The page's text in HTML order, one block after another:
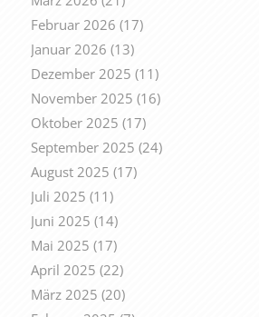
Februar 2026 (17)
Januar 2026 (13)
Dezember 2025 (11)
November 2025 (16)
Oktober 2025 (17)
September 2025 (24)
August 2025 (17)
Juli 2025 (11)
Juni 2025 (14)
Mai 2025 (17)
April 2025 (22)
März 2025 (20)